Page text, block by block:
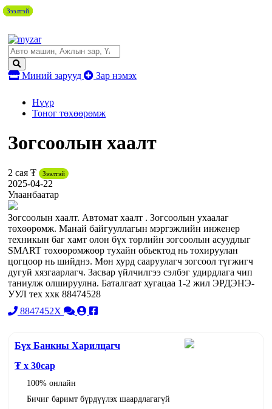
Миний зарууд Зар нэмэх
Нүүр
Тоног төхөөрөмж
Зогсоолын хаалт
2 сая ₮ Зээлтэй
2025-04-22
Улаанбаатар
Зогсоолын хаалт. Автомат хаалт . Зогсоолын ухаалаг
төхөөрөмж. Манай байгууллагын мэргэжлийн инженер
техникын баг хамт олон бүх төрлийн зогсоолын асуудлыг
SMART төхөөрөмжөөр тухайн обьектод нь тохируулан
цогцоор нь шийднэ. Мөн хурд сааруулагч зогсоол түгжигч
дугуй хязгаарлагч. Засвар үйлчилгээ сэлбэг удирдлага чип
таниулж олшируулна. Баталгаат хугацаа 1-2 жил ЭРДЭНЭ-
УУЛ тех ххк 88474528
8847452X
Бүх Банкны Харилцагч
₮ x 30сар
100% онлайн
Бичиг баримт бүрдүүлэх шаардлагагүй
Зээлтэй
Зээлтэй
Зээлтэй
Зээлтэй
Зээлтэй
Зээлтэй
Зээлтэй
Зээлтэй
Зээлтэй